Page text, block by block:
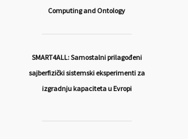
Computing and Ontology
SMART4ALL: Samostalni prilagođeni
sajberfizički sistemski eksperimenti za
izgradnju kapaciteta u Evropi